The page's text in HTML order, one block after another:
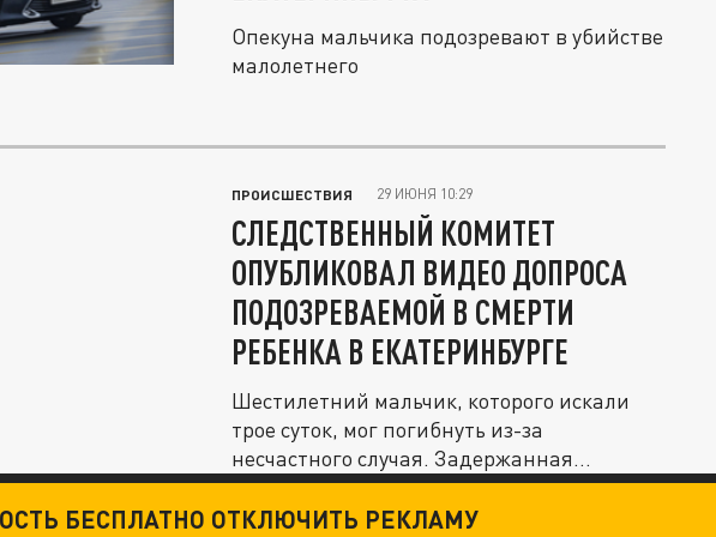
Опекуна мальчика подозревают в убийстве
малолетнего
ПРОИСШЕСТВИЯ 29 ИЮНЯ 10:29
СЛЕДСТВЕННЫЙ КОМИТЕТ
ОПУБЛИКОВАЛ ВИДЕО ДОПРОСА
ПОДОЗРЕВАЕМОЙ В СМЕРТИ
РЕБЕНКА В ЕКАТЕРИНБУРГЕ
Шестилетний мальчик, которого искали
трое суток, мог погибнуть из-за
несчастного случая. Задержанная
опекунша...
БЕСПЛАТНО ОТКЛЮЧИТЬ РЕКЛАМУ